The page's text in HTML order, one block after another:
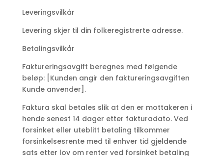
Leveringsvilkår
Levering skjer til din folkeregistrerte adresse.
Betalingsvilkår
Faktureringsavgift beregnes med følgende
beløp: [Kunden angir den faktureringsavgiften
Kunde anvender].
Faktura skal betales slik at den er mottakeren i
hende senest 14 dager etter fakturadato. Ved
forsinket eller uteblitt betaling tilkommer
forsinkelsesrente med til enhver tid gjeldende
sats etter lov om renter ved forsinket betaling